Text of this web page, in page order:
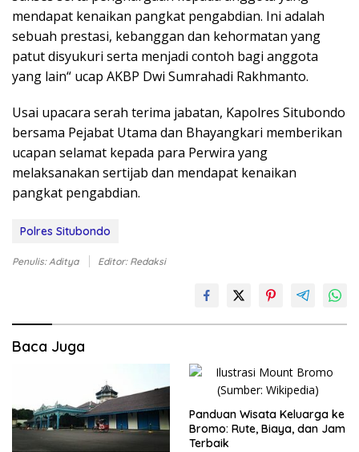
mendapat kenaikan pangkat pengabdian. Ini adalah
sebuah prestasi, kebanggan dan kehormatan yang
patut disyukuri serta menjadi contoh bagi anggota
yang lain“ ucap AKBP Dwi Sumrahadi Rakhmanto.
Usai upacara serah terima jabatan, Kapolres Situbondo
bersama Pejabat Utama dan Bhayangkari memberikan
ucapan selamat kepada para Perwira yang
melaksanakan sertijab dan mendapat kenaikan
pangkat pengabdian.
Polres Situbondo
Penulis: Aditya Editor: Redaksi
Baca Juga
Panduan Wisata Keluarga ke
Bromo: Rute, Biaya, dan Jam
Terbaik